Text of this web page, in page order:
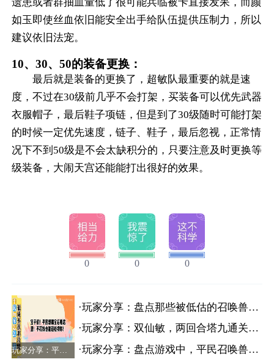
遗患或者群抽血量低了很可能兵临被卡直接发呆，而颜
如玉即使丝血依旧能安全出手给队伍提供压制力，所以
建议依旧法宠。
10、30、50的装备更换：
最后就是装备的更换了，超敏队最重要的就是速
度，不过在30级前几乎不会打架，买装备可以优先武器
衣服帽子，最后鞋子项链，但是到了30级随时可能打架
的时候一定优先速度，链子、鞋子，最后忽视，正常情
况下不到50级是不会太缺积分的，只要注意及时更换等
级装备，大闹天宫还能能打出很好的效果。
0 0 0
玩家分享：平民玩家怎么搞宝石，低成本获取攻略！ >
·玩家分享：盘点那些被低估的召唤兽，实为远超想象！
·玩家分享：双仙敏，两回合塔九通关技巧
·玩家分享：盘点游戏中，平民召唤兽的性价比排名